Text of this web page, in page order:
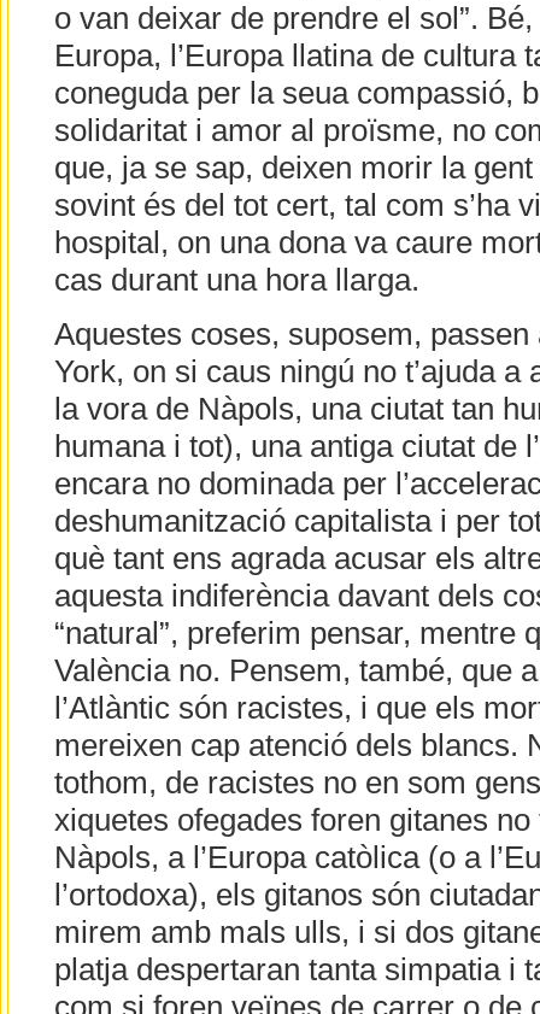
o van deixar de prendre el sol”.
Europa, l’Europa llatina de cultura
coneguda per la seua compassió,
solidaritat i amor al proïsme, no
que, ja se sap, deixen morir la
sovint és del tot cert, tal com s’ha
hospital, on una dona va caure
cas durant una hora llarga.
Aquestes coses, suposem,
York, on si caus ningú no t’ajuda a
la vora de Nàpols, una ciutat tan
humana i tot), una antiga ciutat de
encara no dominada per
deshumanització capitalista i per
què tant ens agrada acusar els
aquesta indiferència davant dels
“natural”, preferim pensar, mentre
València no. Pensem, també, que
l’Atlàntic són racistes, i que els
mereixen cap atenció dels blancs.
tothom, de racistes no en som
xiquetes ofegades foren gitanes
Nàpols, a l’Europa catòlica (o a
l’ortodoxa), els gitanos són
mirem amb mals ulls, i si dos
platja despertaran tanta simpatia i
com si foren veïnes de carrer o de